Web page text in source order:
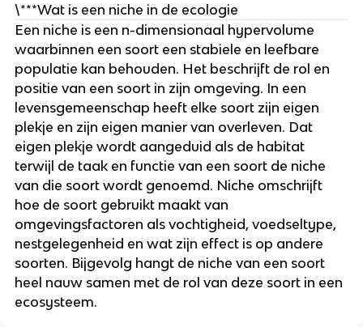
\***Wat is een niche in de ecologie
Een niche is een n-dimensionaal hypervolume
waarbinnen een soort een stabiele en leefbare
populatie kan behouden. Het beschrijft de rol en
positie van een soort in zijn omgeving. In een
levensgemeenschap heeft elke soort zijn eigen
plekje en zijn eigen manier van overleven. Dat
eigen plekje wordt aangeduid als de habitat
terwijl de taak en functie van een soort de niche
van die soort wordt genoemd. Niche omschrijft
hoe de soort gebruikt maakt van
omgevingsfactoren als vochtigheid, voedseltype,
nestgelegenheid en wat zijn effect is op andere
soorten. Bijgevolg hangt de niche van een soort
heel nauw samen met de rol van deze soort in een
ecosysteem.